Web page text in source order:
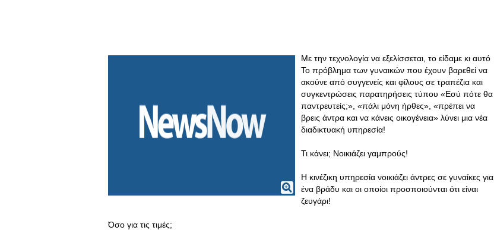
Με την τεχνολογία να εξελίσσεται, το είδαμε κι αυτό
Το πρόβλημα των γυναικών που έχουν βαρεθεί να
ακούνε από συγγενείς και φίλους σε τραπέζια και
συγκεντρώσεις παρατηρήσεις τύπου «Εσύ πότε θα
παντρευτείς;», «πάλι μόνη ήρθες», «πρέπει να
βρεις άντρα και να κάνεις οικογένεια» λύνει μια νέα
διαδικτυακή υπηρεσία!
Τι κάνει; Νοικιάζει γαμπρούς!
Η κινέζικη υπηρεσία νοικιάζει άντρες σε γυναίκες για
ένα βράδυ και οι οποίοι προσποιούνται ότι είναι
ζευγάρι!
Όσο για τις τιμές;